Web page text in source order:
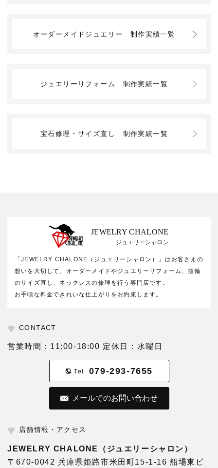
オーダーメイドジュエリー 制作実績一覧
ジュエリーリフォーム 制作実績一覧
宝石修理・サイズ直し 制作実績一覧
JEWELRY CHALONE
ジュエリーシャロン
「JEWELRY CHALONE（ジュエリーシャロン）」はお客さまの
想いを大切して、オーダーメイドやジュエリーリフォーム、指輪
のサイズ直し、ネックレスの修理を行う専門店です。
お手頃な料金できれいな仕上がりをお約束します。
CONTACT
営業時間：11:00-18:00 定休日：水曜日
Tel 079-293-7655
メールでのお問い合わせ
店舗情報・アクセス
JEWELRY CHALONE（ジュエリーシャロン）
〒670-0042 兵庫県姫路市米田町15-1-16 船場東ビ